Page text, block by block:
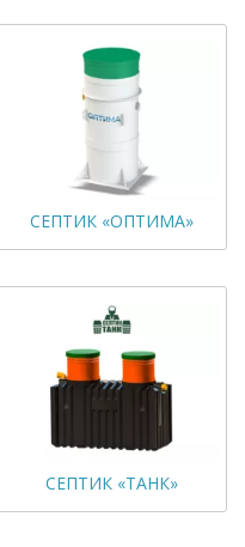
СЕПТИК «ОПТИМА»
СЕПТИК «ТАНК»